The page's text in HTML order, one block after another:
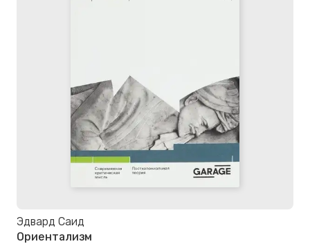
Эдвард Саид
Ориентализм